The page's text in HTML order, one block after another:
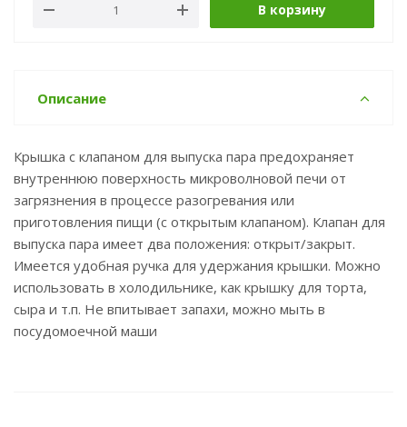
В корзину
Описание
Крышка с клапаном для выпуска пара предохраняет
внутреннюю поверхность микроволновой печи от
загрязнения в процессе разогревания или
приготовления пищи (с открытым клапаном). Клапан для
выпуска пара имеет два положения: открыт/закрыт.
Имеется удобная ручка для удержания крышки. Можно
использовать в холодильнике, как крышку для торта,
сыра и т.п. Не впитывает запахи, можно мыть в
посудомоечной маши